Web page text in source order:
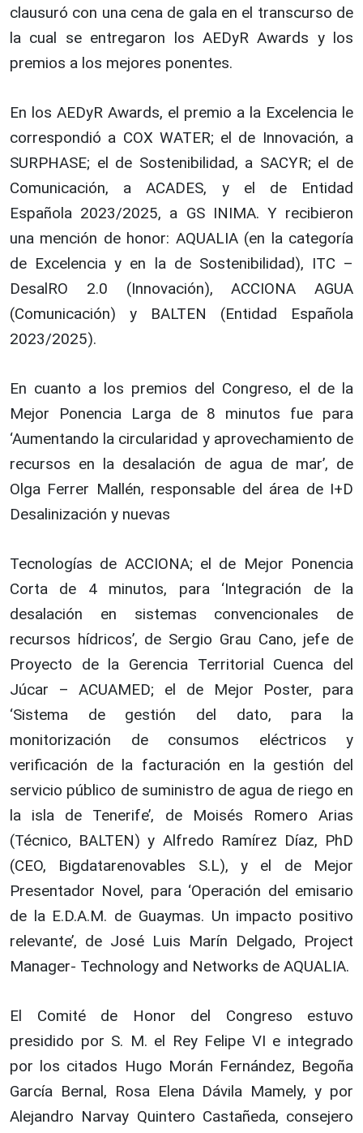
clausuró con una cena de gala en el transcurso de
la cual se entregaron los AEDyR Awards y los
premios a los mejores ponentes.
En los AEDyR Awards, el premio a la Excelencia le
correspondió a COX WATER; el de Innovación, a
SURPHASE; el de Sostenibilidad, a SACYR; el de
Comunicación, a ACADES, y el de Entidad
Española 2023/2025, a GS INIMA. Y recibieron
una mención de honor: AQUALIA (en la categoría
de Excelencia y en la de Sostenibilidad), ITC –
DesalRO 2.0 (Innovación), ACCIONA AGUA
(Comunicación) y BALTEN (Entidad Española
2023/2025).
En cuanto a los premios del Congreso, el de la
Mejor Ponencia Larga de 8 minutos fue para
‘Aumentando la circularidad y aprovechamiento de
recursos en la desalación de agua de mar’, de
Olga Ferrer Mallén, responsable del área de I+D
Desalinización y nuevas
Tecnologías de ACCIONA; el de Mejor Ponencia
Corta de 4 minutos, para ‘Integración de la
desalación en sistemas convencionales de
recursos hídricos’, de Sergio Grau Cano, jefe de
Proyecto de la Gerencia Territorial Cuenca del
Júcar – ACUAMED; el de Mejor Poster, para
‘Sistema de gestión del dato, para la
monitorización de consumos eléctricos y
verificación de la facturación en la gestión del
servicio público de suministro de agua de riego en
la isla de Tenerife’, de Moisés Romero Arias
(Técnico, BALTEN) y Alfredo Ramírez Díaz, PhD
(CEO, Bigdatarenovables S.L), y el de Mejor
Presentador Novel, para ‘Operación del emisario
de la E.D.A.M. de Guaymas. Un impacto positivo
relevante’, de José Luis Marín Delgado, Project
Manager- Technology and Networks de AQUALIA.
El Comité de Honor del Congreso estuvo
presidido por S. M. el Rey Felipe VI e integrado
por los citados Hugo Morán Fernández, Begoña
García Bernal, Rosa Elena Dávila Mamely, y por
Alejandro Narvay Quintero Castañeda, consejero